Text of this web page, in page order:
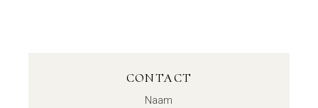
CONTACT
Naam